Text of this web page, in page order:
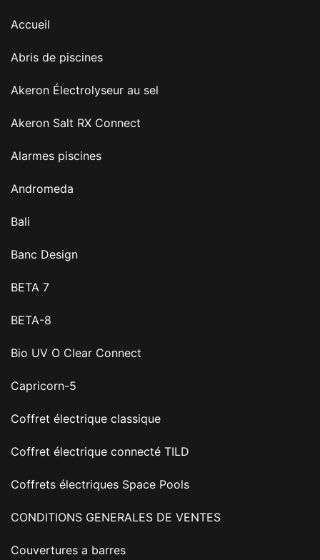
Accueil
Abris de piscines
Akeron Électrolyseur au sel
Akeron Salt RX Connect
Alarmes piscines
Andromeda
Bali
Banc Design
BETA 7
BETA-8
Bio UV O Clear Connect
Capricorn-5
Coffret électrique classique
Coffret électrique connecté TILD
Coffrets électriques Space Pools
CONDITIONS GENERALES DE VENTES
Couvertures a barres